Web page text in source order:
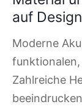
auf
Moderne
funktionalen,
Zahlreiche